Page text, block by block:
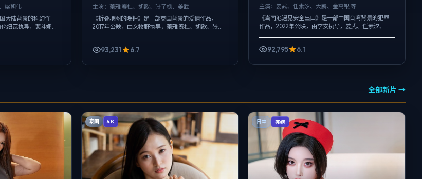
梁朝伟
大陆背景的科幻作
纽瓦执导，裴斗娜、
主演： 蕾雅·赛杜、胡歌、张子枫、姜武
《折叠地图的晚钟》是一部英国背景的爱情作品，
2017年公映，由文牧野执导，蕾雅·赛杜、胡歌、张子
93,231 6.7
主演：姜武、任素汐、大鹏、金高银 等
《当南池遇见安全出口》是一部中国台湾背景的犯罪
作品，2022年公映，由李安执导，姜武、任素汐、大
92,795 6.1
全部新片 →
泰国 4K 日本 完结